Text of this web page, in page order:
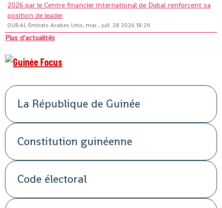
2026 par le Centre financier international de Dubaï renforcent sa
position de leader
DUBAÏ, Émirats Arabes Unis, mar., juil. 28 2026 18:29
Plus d'actualités
La République de Guinée
Constitution guinéenne
Code électoral